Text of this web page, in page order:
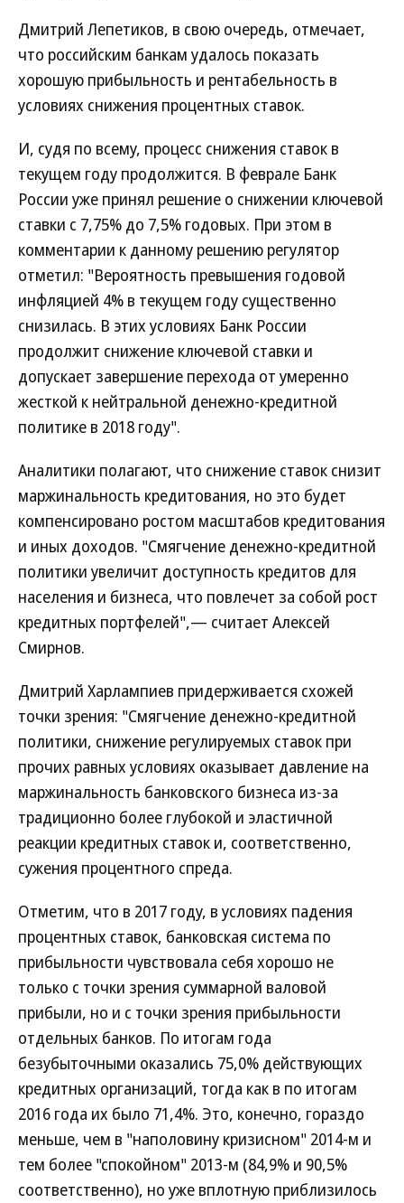
Дмитрий Лепетиков, в свою очередь, отмечает,
что российским банкам удалось показать
хорошую прибыльность и рентабельность в
условиях снижения процентных ставок.
И, судя по всему, процесс снижения ставок в
текущем году продолжится. В феврале Банк
России уже принял решение о снижении ключевой
ставки с 7,75% до 7,5% годовых. При этом в
комментарии к данному решению регулятор
отметил: "Вероятность превышения годовой
инфляцией 4% в текущем году существенно
снизилась. В этих условиях Банк России
продолжит снижение ключевой ставки и
допускает завершение перехода от умеренно
жесткой к нейтральной денежно-кредитной
политике в 2018 году".
Аналитики полагают, что снижение ставок снизит
маржинальность кредитования, но это будет
компенсировано ростом масштабов кредитования
и иных доходов. "Смягчение денежно-кредитной
политики увеличит доступность кредитов для
населения и бизнеса, что повлечет за собой рост
кредитных портфелей",— считает Алексей
Смирнов.
Дмитрий Харлампиев придерживается схожей
точки зрения: "Смягчение денежно-кредитной
политики, снижение регулируемых ставок при
прочих равных условиях оказывает давление на
маржинальность банковского бизнеса из-за
традиционно более глубокой и эластичной
реакции кредитных ставок и, соответственно,
сужения процентного спреда.
Отметим, что в 2017 году, в условиях падения
процентных ставок, банковская система по
прибыльности чувствовала себя хорошо не
только с точки зрения суммарной валовой
прибыли, но и с точки зрения прибыльности
отдельных банков. По итогам года
безубыточными оказались 75,0% действующих
кредитных организаций, тогда как в по итогам
2016 года их было 71,4%. Это, конечно, гораздо
меньше, чем в "наполовину кризисном" 2014-м и
тем более "спокойном" 2013-м (84,9% и 90,5%
соответственно), но уже вплотную приблизилось